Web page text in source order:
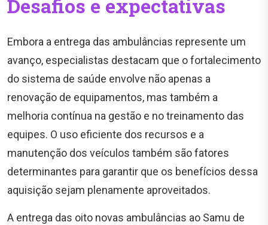
Desafios e expectativas
Embora a entrega das ambulâncias represente um
avanço, especialistas destacam que o fortalecimento
do sistema de saúde envolve não apenas a
renovação de equipamentos, mas também a
melhoria contínua na gestão e no treinamento das
equipes. O uso eficiente dos recursos e a
manutenção dos veículos também são fatores
determinantes para garantir que os benefícios dessa
aquisição sejam plenamente aproveitados.
A entrega das oito novas ambulâncias ao Samu de